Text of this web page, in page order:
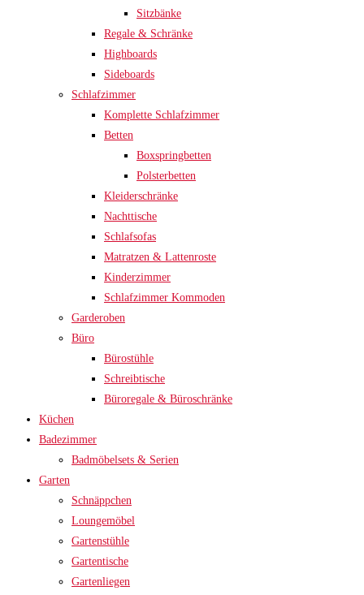
Sitzbänke
Regale & Schränke
Highboards
Sideboards
Schlafzimmer
Komplette Schlafzimmer
Betten
Boxspringbetten
Polsterbetten
Kleiderschränke
Nachttische
Schlafsofas
Matratzen & Lattenroste
Kinderzimmer
Schlafzimmer Kommoden
Garderoben
Büro
Bürostühle
Schreibtische
Büroregale & Büroschränke
Küchen
Badezimmer
Badmöbelsets & Serien
Garten
Schnäppchen
Loungemöbel
Gartenstühle
Gartentische
Gartenliegen